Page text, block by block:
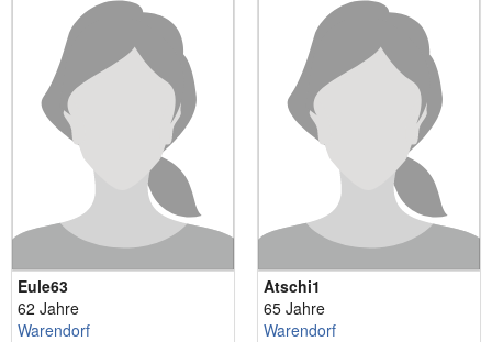
Eule63
62 Jahre
Warendorf
Atschi1
65 Jahre
Warendorf